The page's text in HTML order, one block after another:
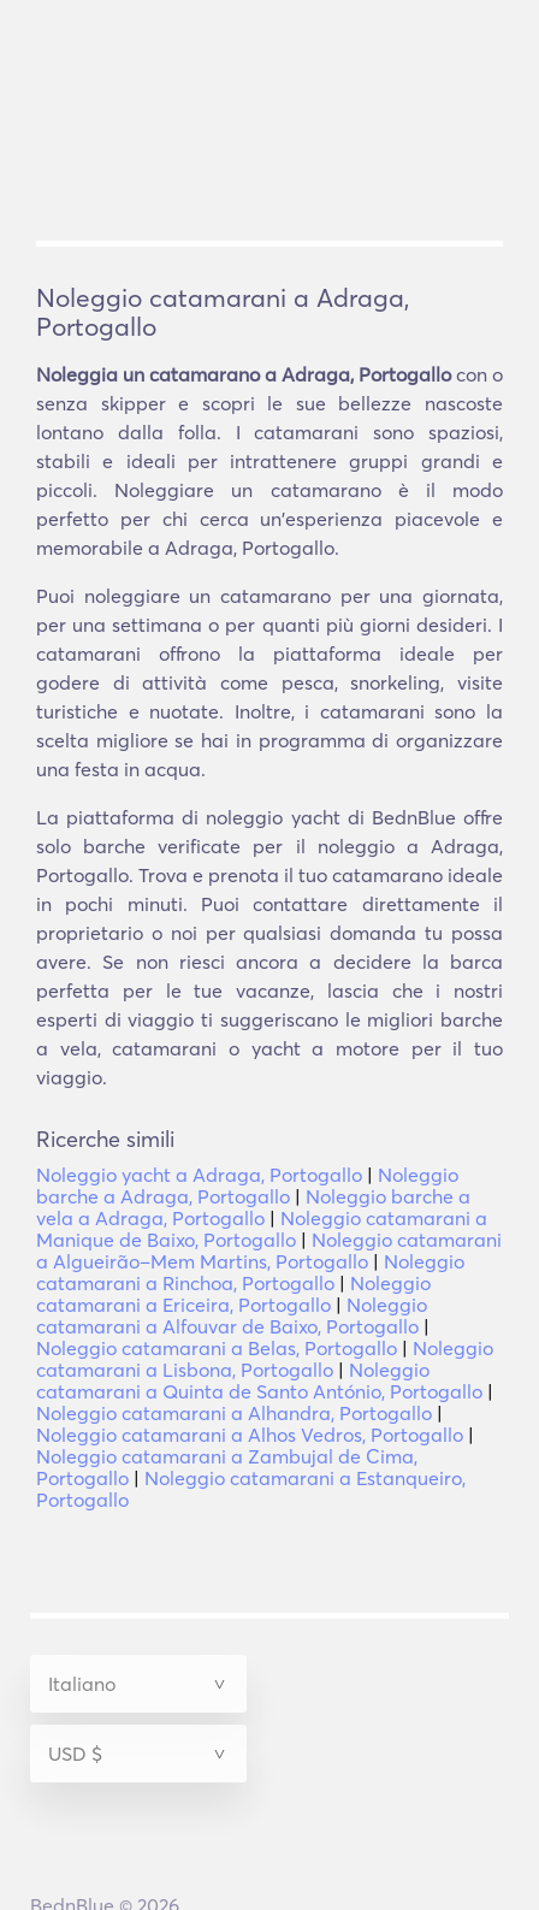
Noleggio catamarani a Adraga,
Portogallo
Noleggia un catamarano a Adraga, Portogallocon o
senza skipper e scopri le sue bellezze nascoste
lontano dalla folla. I catamarani sono spaziosi,
stabili e ideali per intrattenere gruppi grandi e
piccoli. Noleggiare un catamarano è il modo
perfetto per chi cerca un'esperienza piacevole e
memorabile a Adraga, Portogallo.
Puoi noleggiare un catamarano per una giornata,
per una settimana o per quanti più giorni desideri. I
catamarani offrono la piattaforma ideale per
godere di attività come pesca, snorkeling, visite
turistiche e nuotate. Inoltre, i catamarani sono la
scelta migliore se hai in programma di organizzare
una festa in acqua.
La piattaforma di noleggio yacht di BednBlue offre
solo barche verificate per il noleggio a Adraga,
Portogallo. Trova e prenota il tuo catamarano ideale
in pochi minuti. Puoi contattare direttamente il
proprietario o noi per qualsiasi domanda tu possa
avere. Se non riesci ancora a decidere la barca
perfetta per le tue vacanze, lascia che i nostri
esperti di viaggio ti suggeriscano le migliori barche
a vela, catamarani o yacht a motore per il tuo
viaggio.
Ricerche simili
Noleggio yacht a Adraga, Portogallo | Noleggio
barche a Adraga, Portogallo | Noleggio barche a
vela a Adraga, Portogallo | Noleggio catamarani a
Manique de Baixo, Portogallo | Noleggio catamarani
a Algueirão–Mem Martins, Portogallo | Noleggio
catamarani a Rinchoa, Portogallo | Noleggio
catamarani a Ericeira, Portogallo | Noleggio
catamarani a Alfouvar de Baixo, Portogallo |
Noleggio catamarani a Belas, Portogallo | Noleggio
catamarani a Lisbona, Portogallo | Noleggio
catamarani a Quinta de Santo António, Portogallo |
Noleggio catamarani a Alhandra, Portogallo |
Noleggio catamarani a Alhos Vedros, Portogallo |
Noleggio catamarani a Zambujal de Cima,
Portogallo | Noleggio catamarani a Estanqueiro,
Portogallo
BednBlue © 2026